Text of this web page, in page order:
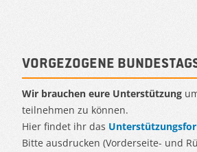
Vorgezogene
Wir brauchen eure Unterstützung
teilnehmen zu können.
Hier findet ihr das
Bitte ausdrucken (Vorderseite- und